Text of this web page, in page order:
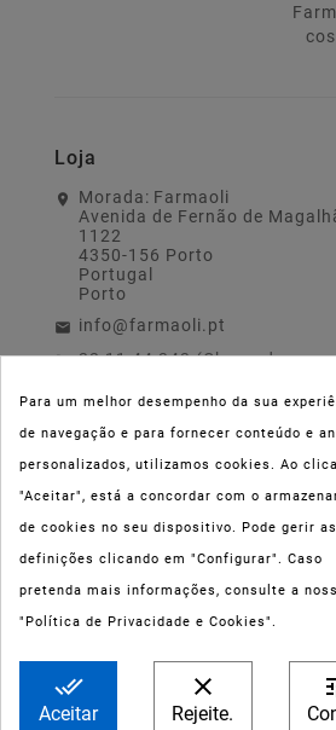
Loja
Morada: Farmaoli
Avenida de Fernão de
1122
4350-156 Porto
Portugal
Porto
info@farmaoli.pt
22 11 44 343 (Chamada para
NIPC:
FARMAOLI,
Dir. Técnica:
Para um melhor desempenho da sua
de navegação e para fornecer conteúdo e
personalizados, utilizamos cookies. Ao
"Aceitar", está a concordar com o
de cookies no seu dispositivo. Pode gerir
definições clicando em "Configurar". Caso
pretenda mais informações, consulte a
"Política de Privacidade e Cookies".
done_all
Aceitar
clear
Rejeite.